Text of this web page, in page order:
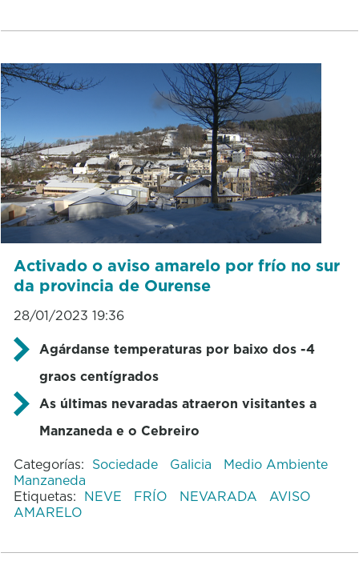
Activado o aviso amarelo por frío no sur
da provincia de Ourense
28/01/2023 19:36
Agárdanse temperaturas por baixo dos -4
graos centígrados
As últimas nevaradas atraeron visitantes a
Manzaneda e o Cebreiro
Categorías: Sociedade Galicia
Medio Ambiente
Manzaneda
Etiquetas: NEVE FRÍO NEVARADA
AVISO
AMARELO